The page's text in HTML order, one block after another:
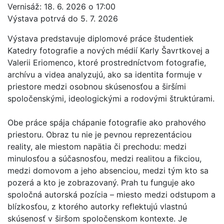
Vernisáž: 18. 6. 2026 o 17:00
Výstava potrvá do 5. 7. 2026
Výstava predstavuje diplomové práce študentiek
Katedry fotografie a nových médií Karly Šavrtkovej a
Valerii Eriomenco, ktoré prostredníctvom fotografie,
archívu a videa analyzujú, ako sa identita formuje v
priestore medzi osobnou skúsenosťou a širšími
spoločenskými, ideologickými a rodovými štruktúrami.
Obe práce spája chápanie fotografie ako prahového
priestoru. Obraz tu nie je pevnou reprezentáciou
reality, ale miestom napätia či prechodu: medzi
minulosťou a súčasnosťou, medzi realitou a fikciou,
medzi domovom a jeho absenciou, medzi tým kto sa
pozerá a kto je zobrazovaný. Prah tu funguje ako
spoločná autorská pozícia – miesto medzi odstupom a
blízkosťou, z ktorého autorky reflektujú vlastnú
skúsenosť v širšom spoločenskom kontexte. Je